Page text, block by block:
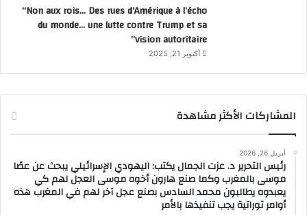
“Non aux rois… Des rues d’Amérique à l’écho
du monde… une lutte contre Trump et sa
vision autoritaire”
أكتوبر 21, 2025
المشاركات الأكثر مشاهدة
أبريل 26, 2026
رئيس التحرير د. عزت الجمال يكتب: اليهودي الإسرائيلي يبحث عن عصًا
موسى بالمغرب وكما صنع هارون أخوه موسى العجل لهم كي
يعبدوه يطالبون محمد السادس بصنع عجل آخر لهم في المغرب هذه
أوامر توراتية يجب تنفيذها بالأمر